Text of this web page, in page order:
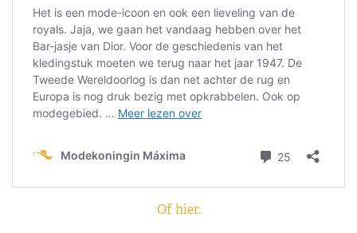
Of hier.